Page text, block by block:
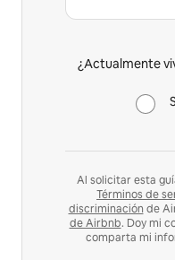
¿Actualmente
Al solicitar esta
Términos de
discriminación de
de Airbnb. Doy mi
comparta mi